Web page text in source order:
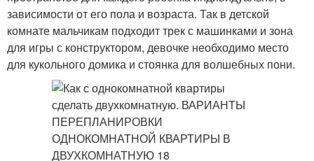
зависимости от его пола и возраста. Так в детской
комнате мальчикам подходит трек с машинками и зона
для игры с конструктором, девочке необходимо место
для кукольного домика и стоянка для волшебных пони.